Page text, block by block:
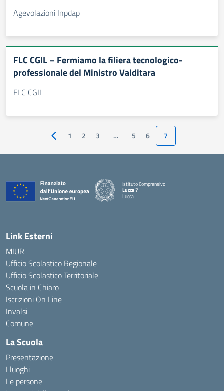
Agevolazioni Inpdap
FLC CGIL – Fermiamo la filiera tecnologico-
professionale del Ministro Valditara
FLC CGIL
Pagina precedente
1 2 3 … 5 6 7
Istituto Comprensivo
Lucca 7
Lucca
Link Esterni
MIUR
Ufficio Scolastico Regionale
Ufficio Scolastico Territoriale
Scuola in Chiaro
Iscrizioni On Line
Invalsi
Comune
La Scuola
Presentazione
I luoghi
Le persone